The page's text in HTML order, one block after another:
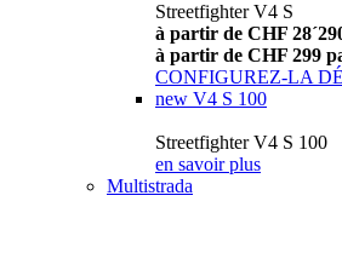
Streetfighter V4 S
à partir de CHF
à partir de CHF 299
CONFIGUREZ-LA
new V4 S 100
Streetfighter V4 S 100
en savoir plus
Multistrada